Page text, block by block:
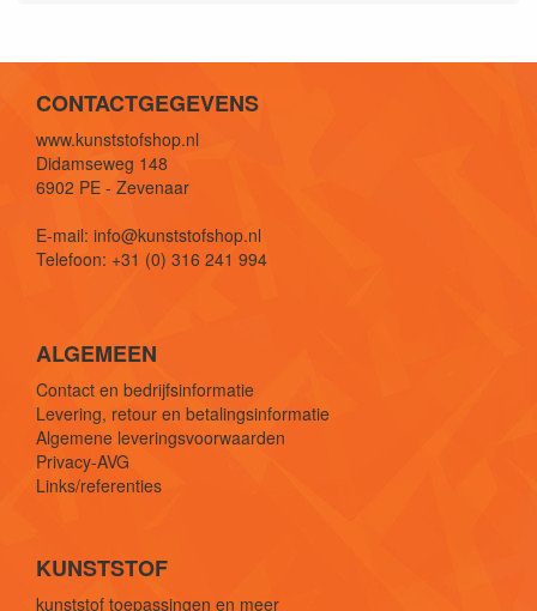
CONTACTGEGEVENS
www.kunststofshop.nl
Didamseweg 148
6902 PE - Zevenaar
E-mail: info@kunststofshop.nl
Telefoon: +31 (0) 316 241 994
ALGEMEEN
Contact en bedrijfsinformatie
Levering, retour en betalingsinformatie
Algemene leveringsvoorwaarden
Privacy-AVG
Links/referenties
KUNSTSTOF
kunststof toepassingen en meer